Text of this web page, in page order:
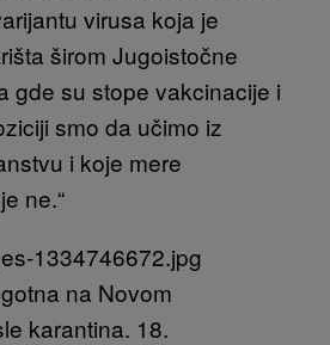
virusa koja je
širom Jugoistočne
gde su stope vakcinacije i
smo da učimo iz
i koje mere
ne.“
na Novom
karantina. 18.